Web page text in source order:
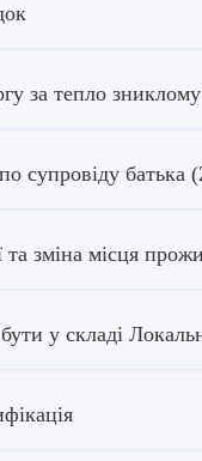
за тепло
супровіду батька
та зміна місця
у складі